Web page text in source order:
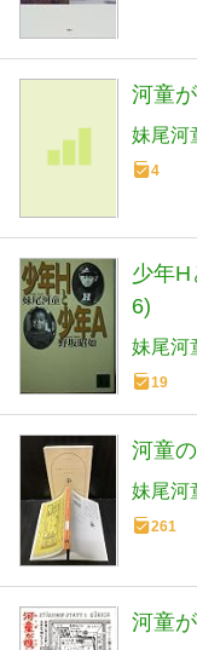
河童
妹尾河
4
少年
6)
妹尾河
19
河童
妹尾河
261
河童